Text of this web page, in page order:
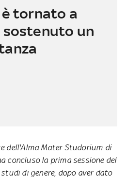
tornato a
sostenuto un
dell'Alma Mater Studorium di
concluso la prima sessione del
di genere, dopo aver dato